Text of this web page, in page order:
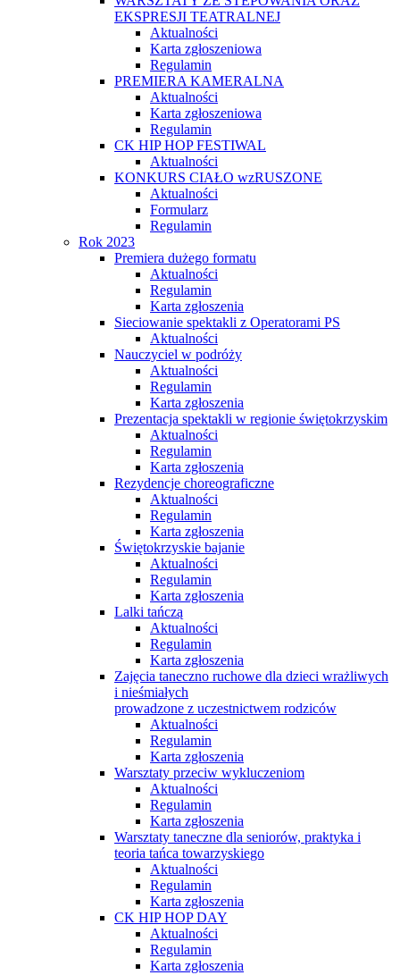
EKSPRESJI TEATRALNEJ
Aktualności
Karta zgłoszeniowa
Regulamin
PREMIERA KAMERALNA
Aktualności
Karta zgłoszeniowa
Regulamin
CK HIP HOP FESTIWAL
Aktualności
KONKURS CIAŁO wzRUSZONE
Aktualności
Formularz
Regulamin
Rok 2023
Premiera dużego formatu
Aktualności
Regulamin
Karta zgłoszenia
Sieciowanie spektakli z Operatorami PS
Aktualności
Nauczyciel w podróży
Aktualności
Regulamin
Karta zgłoszenia
Prezentacja spektakli w regionie świętokrzyskim
Aktualności
Regulamin
Karta zgłoszenia
Rezydencje choreograficzne
Aktualności
Regulamin
Karta zgłoszenia
Świętokrzyskie bajanie
Aktualności
Regulamin
Karta zgłoszenia
Lalki tańczą
Aktualności
Regulamin
Karta zgłoszenia
Zajęcia taneczno ruchowe dla dzieci wrażliwych
i nieśmiałych
prowadzone z uczestnictwem rodziców
Aktualności
Regulamin
Karta zgłoszenia
Warsztaty przeciw wykluczeniom
Aktualności
Regulamin
Karta zgłoszenia
Warsztaty taneczne dla seniorów, praktyka i
teoria tańca towarzyskiego
Aktualności
Regulamin
Karta zgłoszenia
CK HIP HOP DAY
Aktualności
Regulamin
Karta zgłoszenia